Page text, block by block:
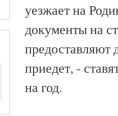
уезжает на
документы на
предоставляют
приедет, -
на год.